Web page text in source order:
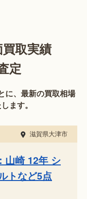
取実績
定
に、最新の買取相場
ます。
滋賀県大津市
山崎 12年 シ
トなど5点